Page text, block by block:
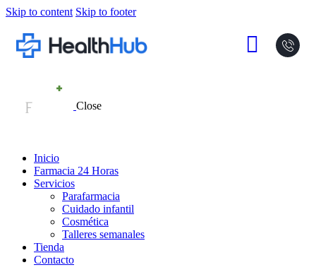
Skip to content Skip to footer
Close
Inicio
Farmacia 24 Horas
Servicios
Parafarmacia
Cuidado infantil
Cosmética
Talleres semanales
Tienda
Contacto